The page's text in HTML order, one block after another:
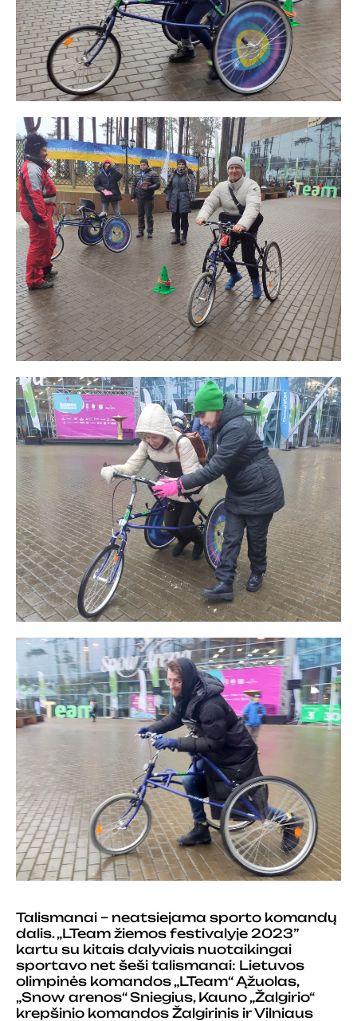
Talismanai – neatsiejama sporto komandų
dalis. „LTeam žiemos festivalyje 2023”
kartu su kitais dalyviais nuotaikingai
sportavo net šeši talismanai: Lietuvos
olimpinės komandos „LTeam“ Ąžuolas,
„Snow arenos“ Sniegius, Kauno „Žalgirio“
krepšinio komandos Žalgirinis ir Vilniaus